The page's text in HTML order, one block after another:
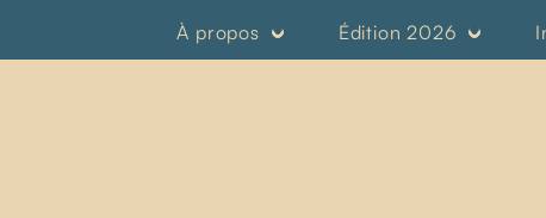
À propos Édition 2026